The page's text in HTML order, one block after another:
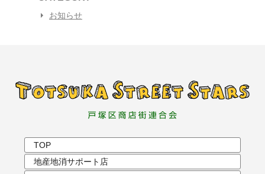
お知らせ
TOP
地産地消サポート店